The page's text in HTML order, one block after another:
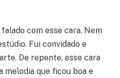
com esse cara. Nem
Fui convidado e
De repente, esse cara
melodia que ficou boa e